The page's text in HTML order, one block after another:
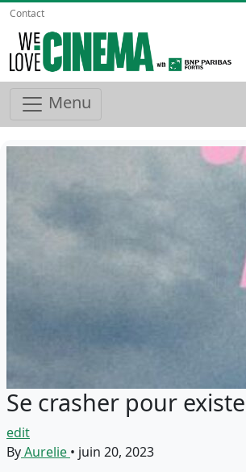
Contact
Menu
Se crasher pour
edit
ByAurelie • juin 20, 2023